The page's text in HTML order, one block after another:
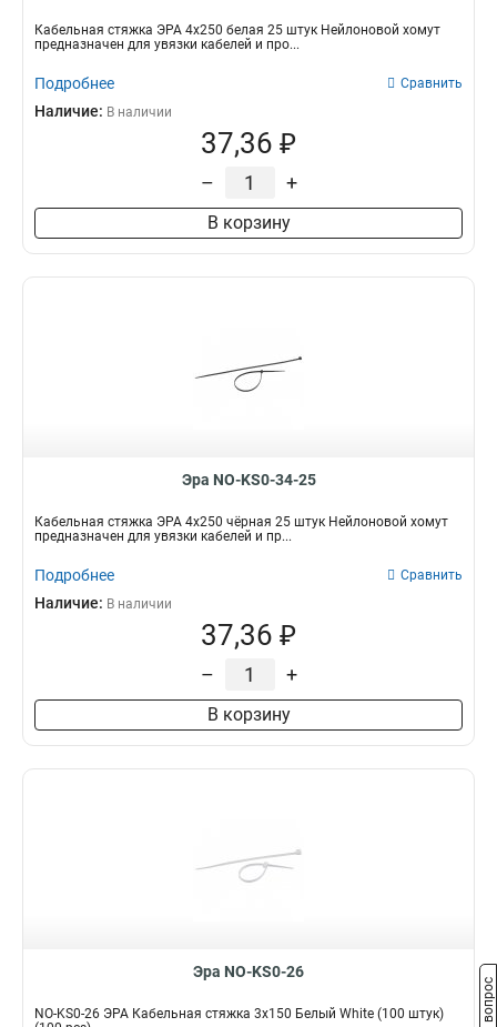
Кабельная стяжка ЭРА 4x250 белая 25 штук Нейлоновой хомут
предназначен для увязки кабелей и про...
Подробнее Сравнить
Наличие: В наличии
37,36 ₽
– +
В корзину
Эра NO-KS0-34-25
Кабельная стяжка ЭРА 4x250 чёрная 25 штук Нейлоновой хомут
предназначен для увязки кабелей и пр...
Подробнее Сравнить
Наличие: В наличии
37,36 ₽
– +
В корзину
Эра NO-KS0-26
NO-KS0-26 ЭРА Кабельная стяжка 3х150 Белый White (100 штук)